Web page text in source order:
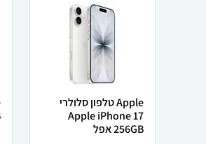
Apple טלפון סלולרי
Apple iPhone 17
256GB אפל